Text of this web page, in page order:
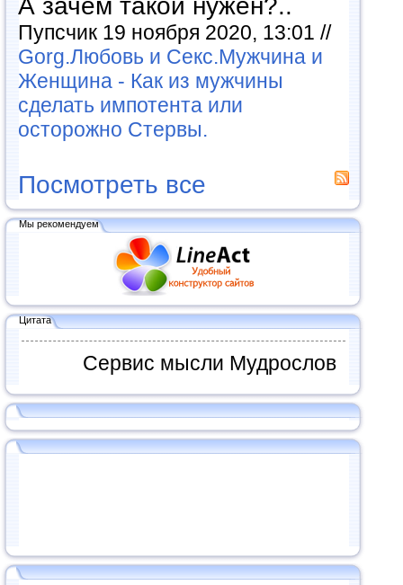
А зачем такой нужен?..
Пупсчик 19 ноября 2020, 13:01 //
Gorg.Любовь и Секс.Мужчина и
Женщина - Как из мужчины
сделать импотента или
осторожно Стервы.
Посмотреть все
Мы рекомендуем
Цитата
Сервис мысли Мудрослов